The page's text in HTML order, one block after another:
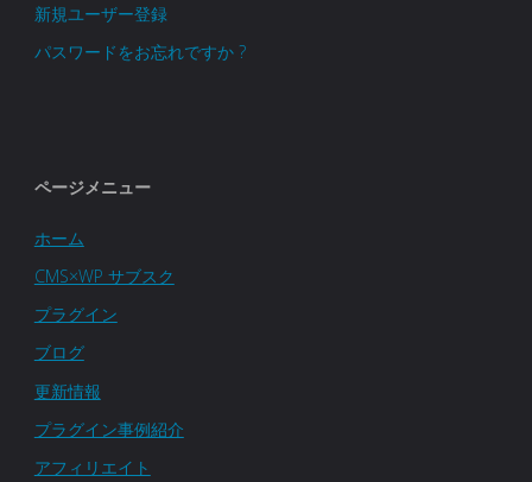
新規ユーザー登録
パスワードをお忘れですか ?
ページメニュー
ホーム
CMS×WP サブスク
プラグイン
ブログ
更新情報
プラグイン事例紹介
アフィリエイト